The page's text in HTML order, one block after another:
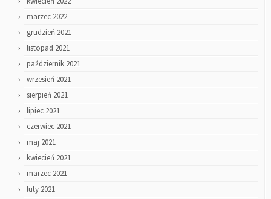
marzec 2022
grudzień 2021
listopad 2021
październik 2021
wrzesień 2021
sierpień 2021
lipiec 2021
czerwiec 2021
maj 2021
kwiecień 2021
marzec 2021
luty 2021